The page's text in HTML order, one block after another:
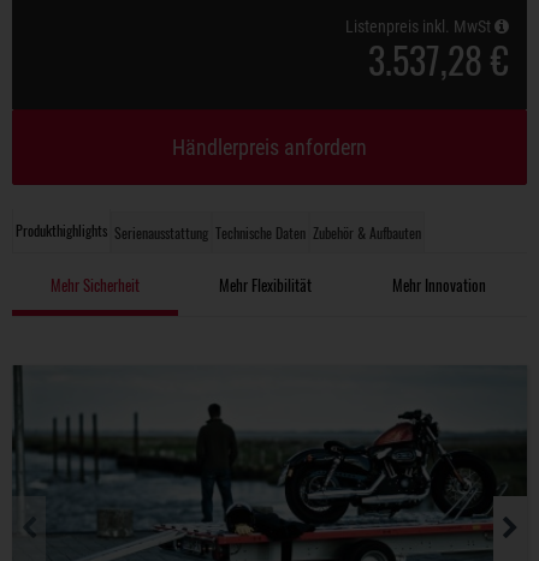
Produkthighlights Serienausstattung Technische Daten Zubehör & Aufbauten
Mehr Sicherheit Mehr Flexibilität Mehr Innovation
Listenpreis inkl. MwSt
3.537,28 €
Händlerpreis anfordern